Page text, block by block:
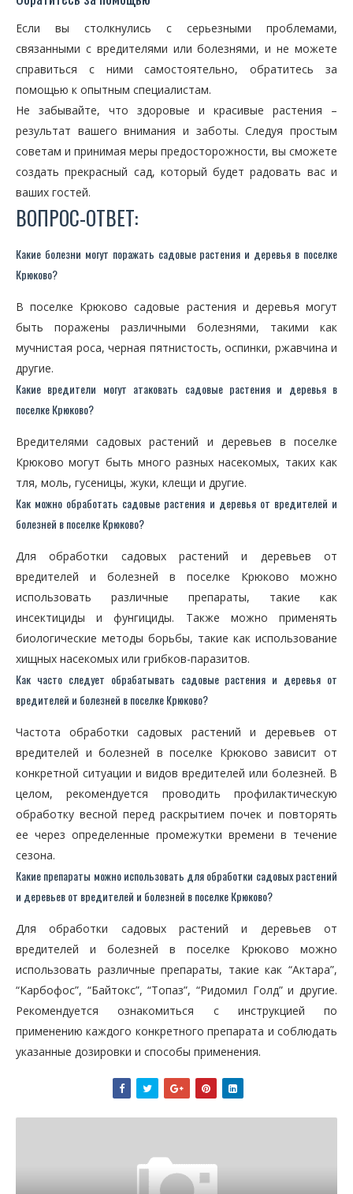
Если вы столкнулись с серьезными проблемами,
связанными с вредителями или болезнями, и не можете
справиться с ними самостоятельно, обратитесь за
помощью к опытным специалистам.
Не забывайте, что здоровые и красивые растения –
результат вашего внимания и заботы. Следуя простым
советам и принимая меры предосторожности, вы сможете
создать прекрасный сад, который будет радовать вас и
ваших гостей.
ВОПРОС-ОТВЕТ:
Какие болезни могут поражать садовые растения и деревья в поселке
Крюково?
В поселке Крюково садовые растения и деревья могут
быть поражены различными болезнями, такими как
мучнистая роса, черная пятнистость, оспинки, ржавчина и
другие.
Какие вредители могут атаковать садовые растения и деревья в
поселке Крюково?
Вредителями садовых растений и деревьев в поселке
Крюково могут быть много разных насекомых, таких как
тля, моль, гусеницы, жуки, клещи и другие.
Как можно обработать садовые растения и деревья от вредителей и
болезней в поселке Крюково?
Для обработки садовых растений и деревьев от
вредителей и болезней в поселке Крюково можно
использовать различные препараты, такие как
инсектициды и фунгициды. Также можно применять
биологические методы борьбы, такие как использование
хищных насекомых или грибков-паразитов.
Как часто следует обрабатывать садовые растения и деревья от
вредителей и болезней в поселке Крюково?
Частота обработки садовых растений и деревьев от
вредителей и болезней в поселке Крюково зависит от
конкретной ситуации и видов вредителей или болезней. В
целом, рекомендуется проводить профилактическую
обработку весной перед раскрытием почек и повторять
ее через определенные промежутки времени в течение
сезона.
Какие препараты можно использовать для обработки садовых растений
и деревьев от вредителей и болезней в поселке Крюково?
Для обработки садовых растений и деревьев от
вредителей и болезней в поселке Крюково можно
использовать различные препараты, такие как “Актара”,
“Карбофос”, “Байтокс”, “Топаз”, “Ридомил Голд” и другие.
Рекомендуется ознакомиться с инструкцией по
применению каждого конкретного препарата и соблюдать
указанные дозировки и способы применения.